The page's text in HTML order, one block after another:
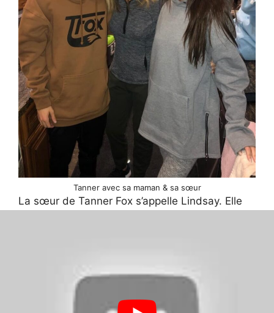
Tanner avec sa maman & sa sœur
La sœur de Tanner Fox s’appelle Lindsay. Elle
Petite amie et ex-petite